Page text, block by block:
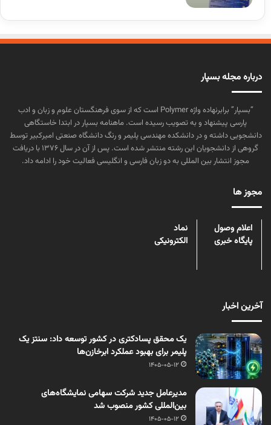
درباره مجله بسپار
“بسپار” برابرنهاده واژه Polymer است که از سوی فرهنگستان علوم و زبان و ادب
پارسی پیشنهاد و به تصویب رسیده است. ماهنامه بسپار در ابتدا خاستگاهی
دانشجویی داشته و در دانشکده مهندسی پلیمر و رنگ دانشگاه صنعتی امیرکبیر توسط
گروهی از دانشجویان این رشته منتشر شده است. پس از آن در سال ۱۳۷۶ با دریافت
مجوز انتشار بین المللی به دو زبان فارسی و انگلیسی فعالیت خود را ادامه داد.
مجوز ها
اعلام وصول
پایگاه خبری
نماد
الکترونیکی
آخرین اخبار
یک محقق پسادکتری در کشور توسعه داد: سنتز یک
پلیمر برای بهبود عملکرد ابرخازن‌ها
1405-05-12
مدیرعامل جدید شرکت سهامی نمایشگاه‌های
بین‌المللی کشور منصوب شد
1405-05-12